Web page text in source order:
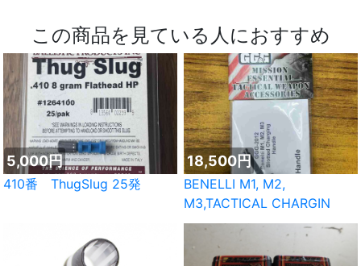
この商品を見ている人におすすめ
5,000円
410番 ThugSlug 25発
18,500円
BENELLI M1, M2,
M3,TACTICAL CHARGIN